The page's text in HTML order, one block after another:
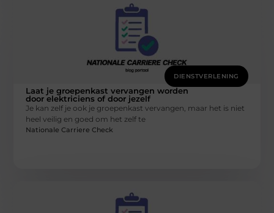
DIENSTVERLENING
Laat je groepenkast vervangen worden
door elektriciens of door jezelf
Je kan zelf je ook je groepenkast vervangen, maar het is niet
heel veilig en goed om het zelf te
Nationale Carriere Check